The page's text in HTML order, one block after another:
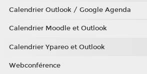
Calendrier Outlook / Google Agenda
Calendrier Moodle et Outlook
Calendrier Ypareo et Outlook
Webconférence